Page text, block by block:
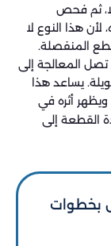
ثم فحص
هذا النوع لا
المنفصلة.
تصل المعالجة إلى
يساعد هذا
أثره في
القطعة إلى
بخطوات